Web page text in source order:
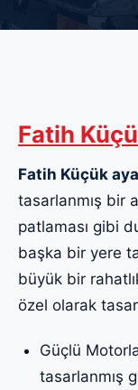
Fatih
Fatih Küçük
tasarlanmış bir
patlaması gibi
başka bir yere
büyük bir
özel olarak
Güçlü
tasarlanmış